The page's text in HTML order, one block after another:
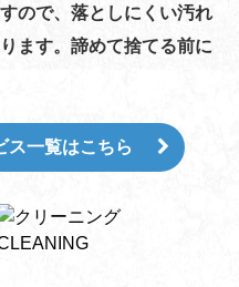
ので、落としにくい汚れ
ます。諦めて捨てる前に
ス一覧はこちら